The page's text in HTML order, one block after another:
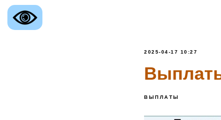
2025-04-17 10:27
ВЫПЛАТЫ